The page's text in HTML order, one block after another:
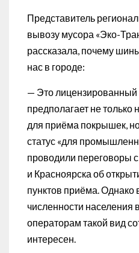
Представитель
вывозу мусора «Эко-
рассказала, почему
нас в городе:
— Это лицензированный
предполагает не только
для приёма покрышек,
статус «для
проводили переговоры
и Красноярска об
пунктов приёма.
численности населения
операторам такой вид
интересен.